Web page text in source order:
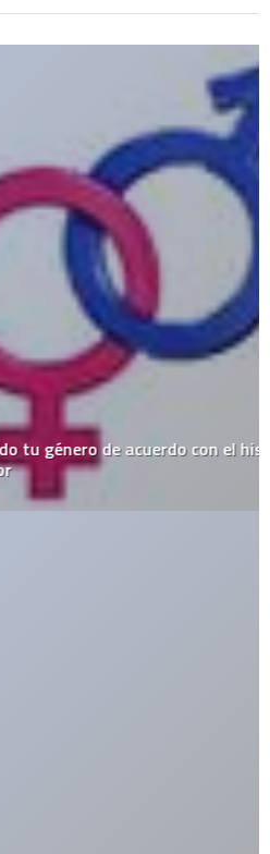
acuerdo con el historial de